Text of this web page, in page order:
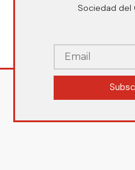
Sociedad del